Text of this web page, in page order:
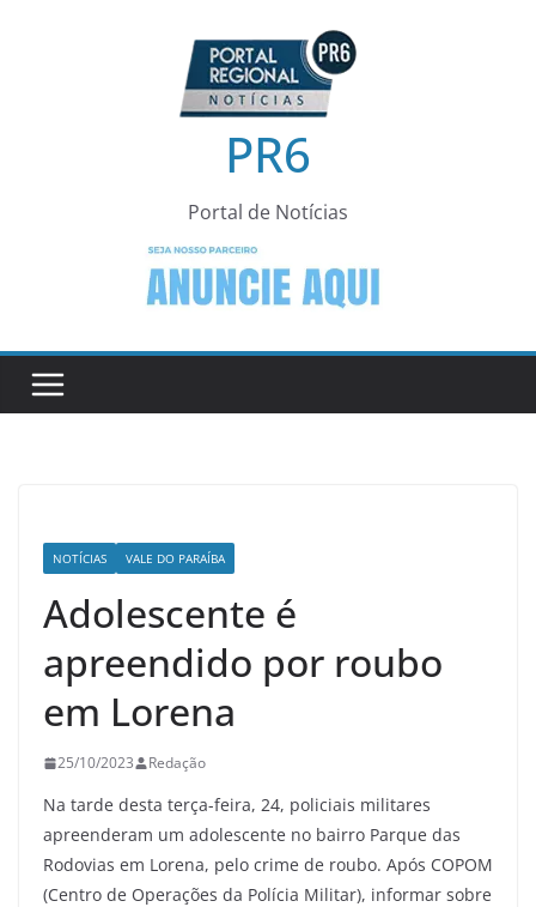
PR6
Portal de Notícias
NOTÍCIAS VALE DO PARAÍBA
Adolescente é
apreendido por roubo
em Lorena
25/10/2023 Redação
Na tarde desta terça-feira, 24, policiais militares
apreenderam um adolescente no bairro Parque das
Rodovias em Lorena, pelo crime de roubo. Após COPOM
(Centro de Operações da Polícia Militar), informar sobre